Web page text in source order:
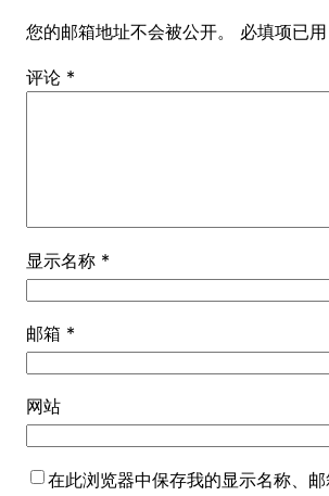
您的邮箱地址不会被公开。 必填项已用
评论 *
显示名称 *
邮箱 *
网站
在此浏览器中保存我的显示名称、